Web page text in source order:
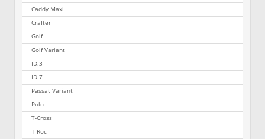
Caddy Maxi
Crafter
Golf
Golf Variant
ID.3
ID.7
Passat Variant
Polo
T-Cross
T-Roc